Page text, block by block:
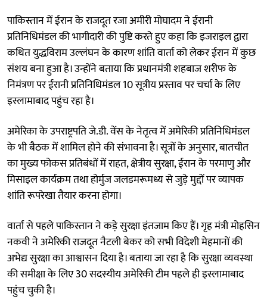
पाकिस्तान में ईरान के राजदूत रजा अमीरी मोघादम ने ईरानी
प्रतिनिधिमंडल की भागीदारी की पुष्टि करते हुए कहा कि इजराइल द्वारा
कथित युद्धविराम उल्लंघन के कारण शांति वार्ता को लेकर ईरान में कुछ
संशय बना हुआ है। उन्होंने बताया कि प्रधानमंत्री शहबाज शरीफ के
निमंत्रण पर ईरानी प्रतिनिधिमंडल 10 सूत्रीय प्रस्ताव पर चर्चा के लिए
इस्लामाबाद पहुंच रहा है।
अमेरिका के उपराष्ट्रपति जे.डी. वेंस के नेतृत्व में अमेरिकी प्रतिनिधिमंडल
के भी बैठक में शामिल होने की संभावना है। सूत्रों के अनुसार, बातचीत
का मुख्य फोकस प्रतिबंधों में राहत, क्षेत्रीय सुरक्षा, ईरान के परमाणु और
मिसाइल कार्यक्रम तथा होर्मुज जलडमरूमध्य से जुड़े मुद्दों पर व्यापक
शांति रूपरेखा तैयार करना होगा।
वार्ता से पहले पाकिस्तान ने कड़े सुरक्षा इंतजाम किए हैं। गृह मंत्री मोहसिन
नकवी ने अमेरिकी राजदूत नैटली बेकर को सभी विदेशी मेहमानों की
अभेद्य सुरक्षा का आश्वासन दिया है। बताया जा रहा है कि सुरक्षा व्यवस्था
की समीक्षा के लिए 30 सदस्यीय अमेरिकी टीम पहले ही इस्लामाबाद
पहुंच चुकी है।